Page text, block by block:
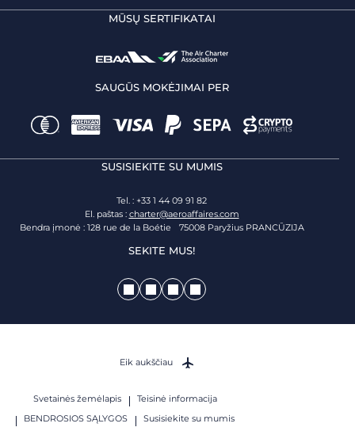
MŪSŲ SERTIFIKATAI
SAUGŪS MOKĖJIMAI PER
SUSISIEKITE SU MUMIS
Tel. : +33 1 44 09 91 82
El. paštas : charter@aeroaffaires.com
Bendra įmonė : 128 rue de la Boétie 75008 Paryžius PRANCŪZIJA
SEKITE MUS!
Svetainės žemėlapis
Teisinė informacija
BENDROSIOS SĄLYGOS
Susisiekite su mumis
Eik aukščiau